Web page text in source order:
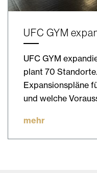
UFC GYM
UFC GYM
plant 70
Expansionspläne
und welche
mehr